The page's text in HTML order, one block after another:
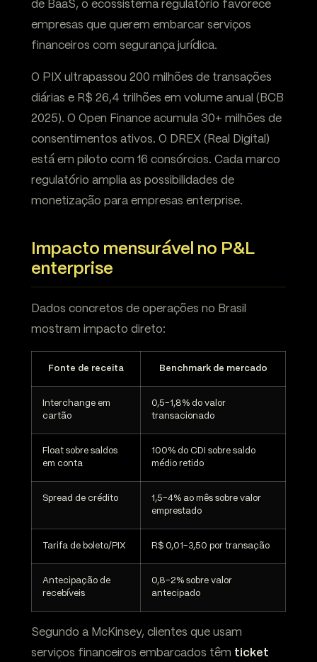
de BaaS, o ecossistema regulatório favorece
empresas que querem embarcar serviços
financeiros com segurança jurídica.
O PIX ultrapassou 200 milhões de transações
diárias e R$ 26,4 trilhões em volume anual (BCB
2025). O Open Finance acumula 30+ milhões de
consentimentos ativos. O DREX (Real Digital)
está em piloto com 16 consórcios. Cada marco
regulatório amplia as possibilidades de
monetização para empresas enterprise.
Impacto mensurável no P&L
enterprise
Dados concretos de operações no Brasil
mostram impacto direto:
Fonte de receita Benchmark de mercado
Interchange em
cartão
0,5-1,8% do valor
transacionado
Float sobre saldos
em conta
100% do CDI sobre saldo
médio retido
Spread de crédito
1,5-4% ao mês sobre valor
emprestado
Tarifa de boleto/PIX R$ 0,01-3,50 por transação
Antecipação de
recebíveis
0,8-2% sobre valor
antecipado
Segundo a McKinsey, clientes que usam
serviços financeiros embarcados têm ticket